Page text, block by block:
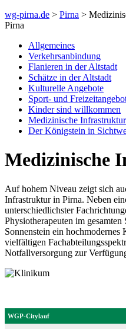
wg-pirna.de > Pirna >
Pirna
Allgemeines
Verkehrsanbindung
Flanieren in der Altstadt
Schätze in der Altstadt
Kulturelle Angebote
Sport- und
Kinder sind willkommen
Medizinische Infrastruktur
Der Königstein in
Medizinische
Auf hohem Niveau zeigt sich
Infrastruktur in Pirna. Neben
unterschiedlichster
Physiotherapeuten im
Sonnenstein ein
vielfältigen
Notfallversorgung zur
WGP-Citylauf